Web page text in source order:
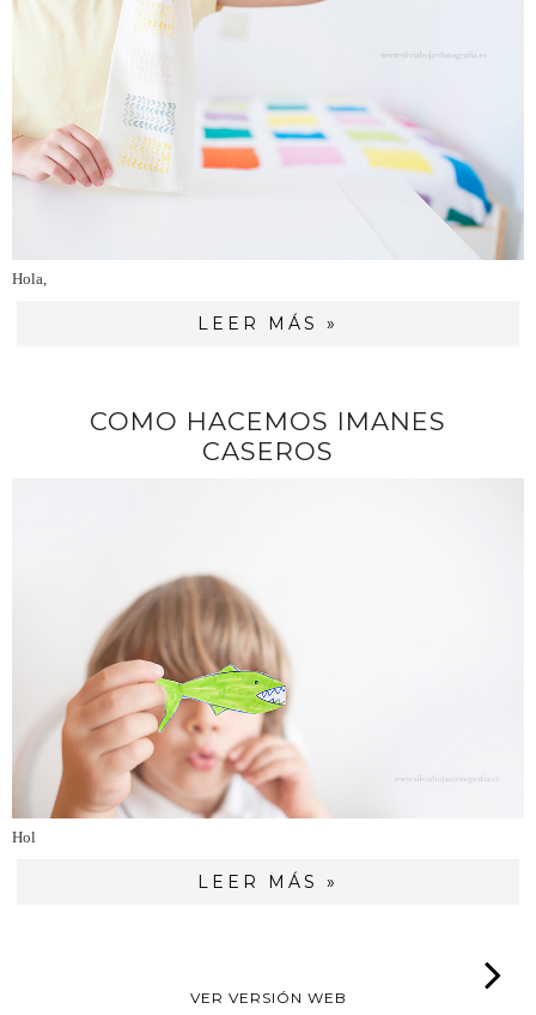
Hola,
LEER MÁS »
COMO HACEMOS IMANES
CASEROS
Hol
LEER MÁS »
VER VERSIÓN WEB